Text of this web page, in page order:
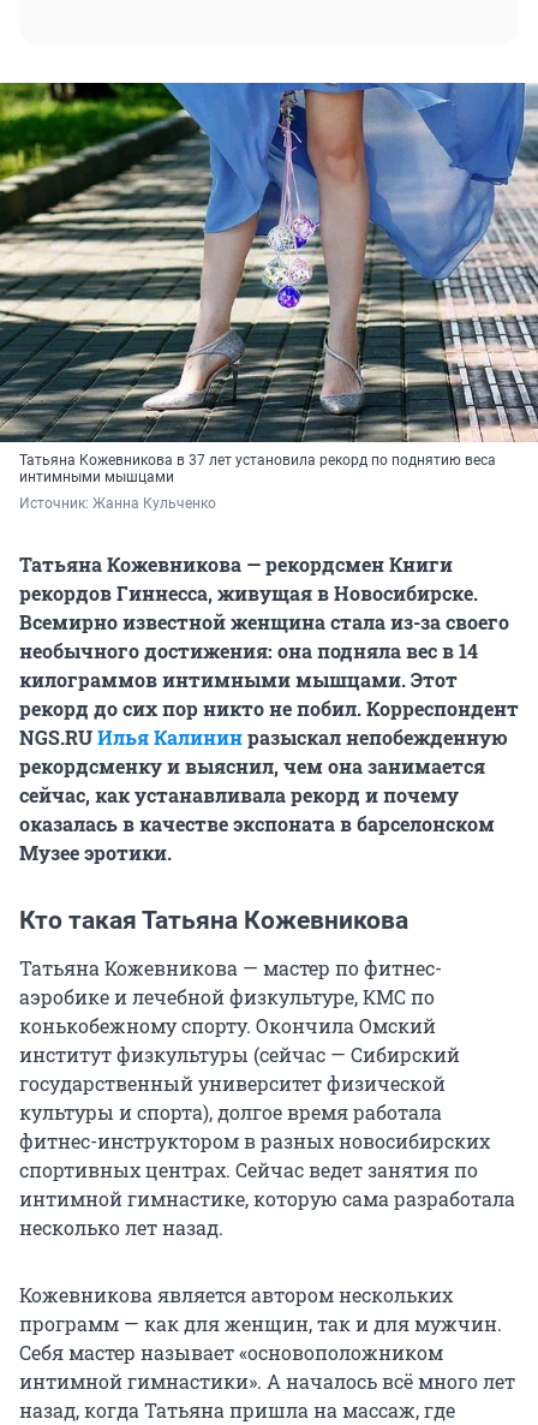
Татьяна Кожевникова в 37 лет установила рекорд по поднятию веса
интимными мышцами
Источник: Жанна Кульченко
Татьяна Кожевникова — рекордсмен Книги
рекордов Гиннесса, живущая в Новосибирске.
Всемирно известной женщина стала из-за своего
необычного достижения: она подняла вес в 14
килограммов интимными мышцами. Этот
рекорд до сих пор никто не побил. Корреспондент
NGS.RUИлья Калининразыскал непобежденную
рекордсменку и выяснил, чем она занимается
сейчас, как устанавливала рекорд и почему
оказалась в качестве экспоната в барселонском
Музее эротики.
Кто такая Татьяна Кожевникова
Татьяна Кожевникова — мастер по фитнес-
аэробике и лечебной физкультуре, КМС по
конькобежному спорту. Окончила Омский
институт физкультуры (сейчас — Сибирский
государственный университет физической
культуры и спорта), долгое время работала
фитнес-инструктором в разных новосибирских
спортивных центрах. Сейчас ведет занятия по
интимной гимнастике, которую сама разработала
несколько лет назад.
Кожевникова является автором нескольких
программ — как для женщин, так и для мужчин.
Себя мастер называет «основоположником
интимной гимнастики». А началось всё много лет
назад, когда Татьяна пришла на массаж, где